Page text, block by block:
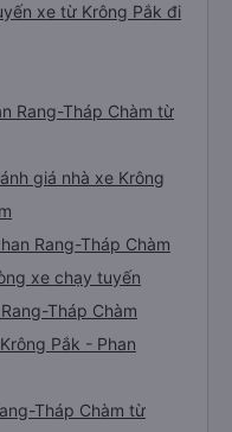
xe từ Krông Pắk đi
Rang-Tháp Chàm từ
giá nhà xe Krông
Rang-Tháp Chàm
xe chạy tuyến
Tháp Chàm
Pắk - Phan
Tháp Chàm từ